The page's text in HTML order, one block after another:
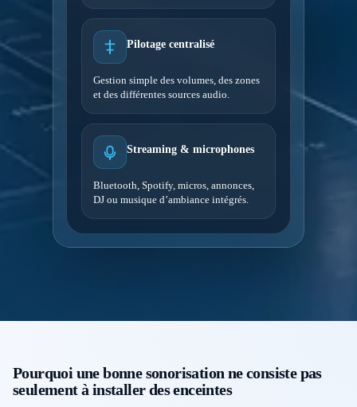
Pilotage centralisé
Gestion simple des volumes, des zones
et des différentes sources audio.
Streaming & microphones
Bluetooth, Spotify, micros, annonces,
DJ ou musique d’ambiance intégrés.
Pourquoi une bonne sonorisation ne consiste pas
seulement à installer des enceintes